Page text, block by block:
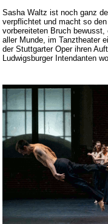
Sasha Waltz ist noch ganz
verpflichtet und macht so
vorbereiteten Bruch
aller Munde, im Tanztheater
der Stuttgarter Oper ihren
Ludwigsburger Intendanten